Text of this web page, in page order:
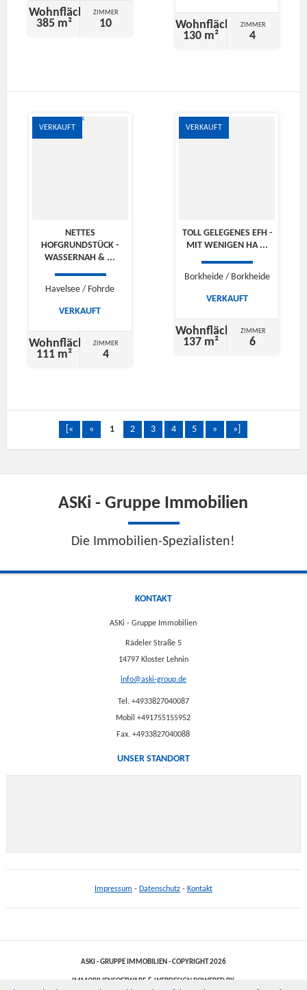
Wohnfläche
385 m²
ZIMMER
10
Wohnfläche
130 m²
ZIMMER
4
VERKAUFT
NETTES
HOFGRUNDSTÜCK -
WASSERNAH & ...
Havelsee / Fohrde
VERKAUFT
Wohnfläche
111 m²
ZIMMER
4
VERKAUFT
TOLL GELEGENES EFH -
MIT WENIGEN HA ...
Borkheide / Borkheide
VERKAUFT
Wohnfläche
137 m²
ZIMMER
6
[« « 1 2 3 4 5 » »]
ASKi - Gruppe Immobilien
Die Immobilien-Spezialisten!
KONTAKT
ASKi - Gruppe Immobilien
Rädeler Straße 5
14797 Kloster Lehnin
info@aski-group.de
Tel. +4933827040087
Mobil +491755155952
Fax. +4933827040088
UNSER STANDORT
Impressum - Datenschutz- Kontakt
ASKI - GRUPPE IMMOBILIEN - COPYRIGHT 2026
IMMOBILIENSOFTWARE & WEBDESIGN POWERED BY